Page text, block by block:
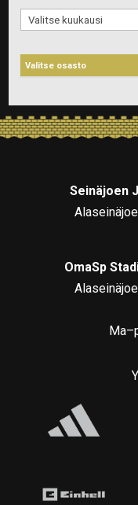
Arkistot
Seinäjoen
OmaSp